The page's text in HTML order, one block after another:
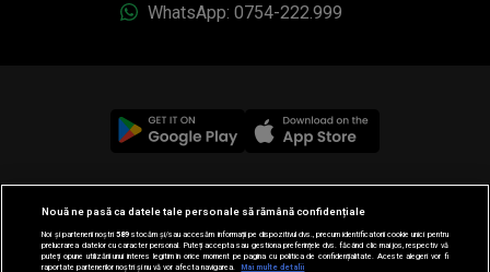
WhatsApp: 0754-222.999
© 2019-2026 DOGAN MEDIA INTERNATIONAL SA, Toate
drepturile rezervate.
Nouă ne pasă ca datele tale personale să rămână confidențiale
Noi și partenerii noștri589stocăm și/sau accesăm informații pe dispozitivul dvs., precum identificatorii cookie unici pentru
prelucrarea datelor cu caracter personal. Puteți accepta sau gestiona preferințele dvs. făcând clic mai jos, respectiv vă
puteți opune utilizării unui interes legitim în orice moment pe pagina cu politica de confidențialitate. Aceste alegeri vor fi
raportate partenerilor noștri și nu vă vor afecta navigarea.
Mai multe detalii